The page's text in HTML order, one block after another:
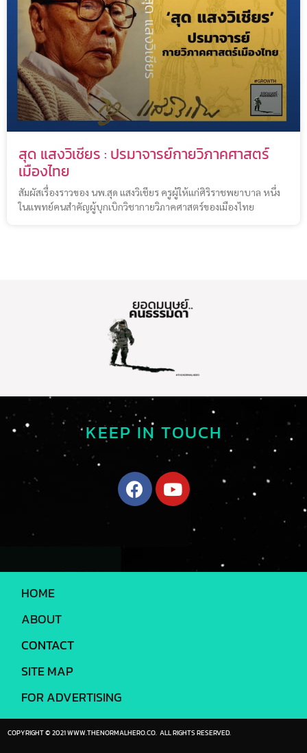
สุด แสงวิเชียร : ปรมาจารย์กายวิภาคศาสตร์
เมืองไทย
สัมผัสเรื่องราวของ นพ.สุด แสงวิเชียร ครูผู้ให้แก่ศิริราชพยาบาล หนึ่ง
ในแพทย์คนสำคัญผู้บุกเบิกวิชากายวิภาคศาสตร์ของเมืองไทย
KEEP IN TOUCH
HOME
ABOUT
CONTACT
SITE MAP
FOR ADVERTISING
COPYRIGHT © 2021 WWW.THENORMALHERO.CO. ALL RIGHTS RESERVED.